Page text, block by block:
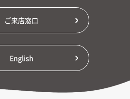
ご来店窓口
English